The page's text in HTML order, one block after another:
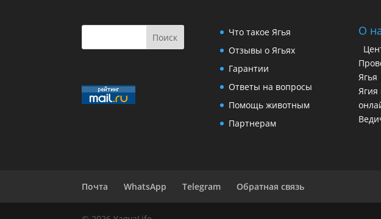
Что такое Ягья
Отзывы о Ягьях
Гарантии
Ответы на вопросы
Помощь животным
Партнерам
О
Ягия
Почта WhatsApp Telegram Обратная связь